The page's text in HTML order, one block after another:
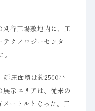
刈谷工場敷地内に、工
クノロジーセンタ
延床面積は約2500平
示エリアは、従来の
メートルとなった。工